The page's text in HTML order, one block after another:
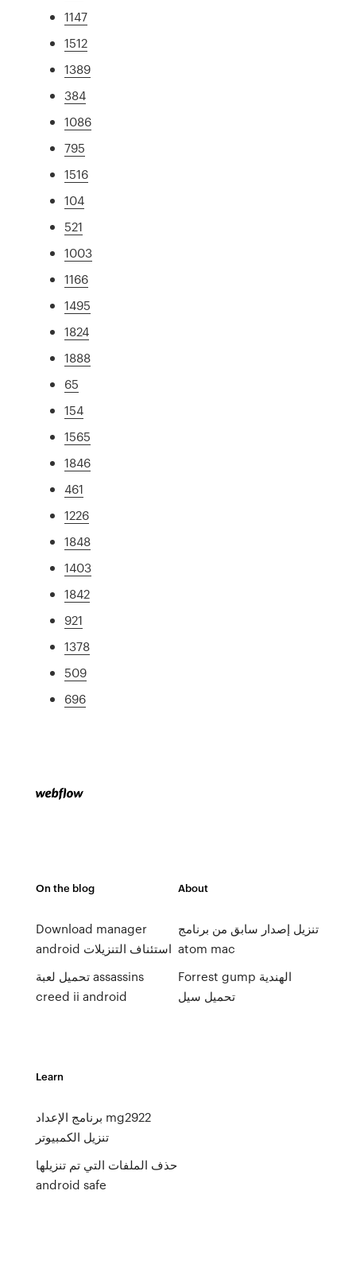
1147
1512
1389
384
1086
795
1516
104
521
1003
1166
1495
1824
1888
65
154
1565
1846
461
1226
1848
1403
1842
921
1378
509
696
On the blog
Download manager
android استئناف التنزيلات
تحميل لعبة assassins
creed ii android
About
تنزيل إصدار سابق من برنامج
atom mac
Forrest gump الهندية
تحميل سيل
Learn
برنامج الإعداد mg2922
تنزيل الكمبيوتر
حذف الملفات التي تم تنزيلها
android safe